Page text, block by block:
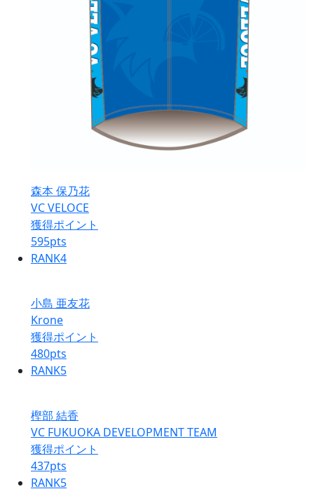
森本 保乃花
VC VELOCE
獲得ポイント
595pts
RANK4
小島 亜友花
Krone
獲得ポイント
480pts
RANK5
樫部 結香
VC FUKUOKA DEVELOPMENT TEAM
獲得ポイント
437pts
RANK5